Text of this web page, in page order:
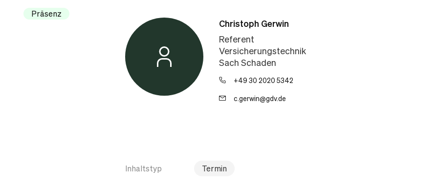
Präsenz
Christoph Gerwin
Referent
Versicherungstechnik
Sach Schaden
+49 30 2020 5342
c.gerwin@gdv.de
Inhaltstyp Termin